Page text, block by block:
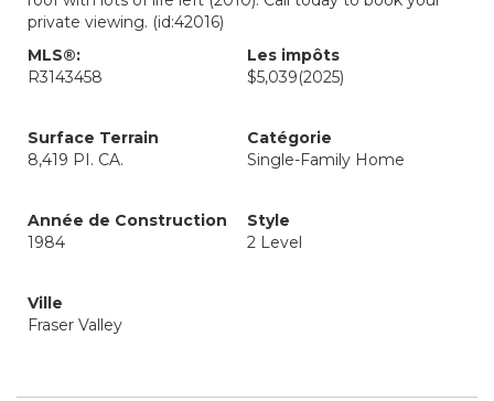
private viewing. (id:42016)
MLS®:
R3143458
Les impôts
$5,039(2025)
Surface Terrain
8,419 PI. CA.
Catégorie
Single-Family Home
Année de Construction
1984
Style
2 Level
Ville
Fraser Valley